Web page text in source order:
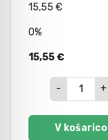
15,55 €
0%
15,55 €
- +
V košarico